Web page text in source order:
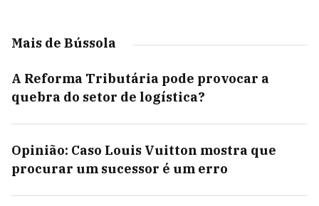
Mais de Bússola
A Reforma Tributária pode provocar a
quebra do setor de logística?
Opinião: Caso Louis Vuitton mostra que
procurar um sucessor é um erro